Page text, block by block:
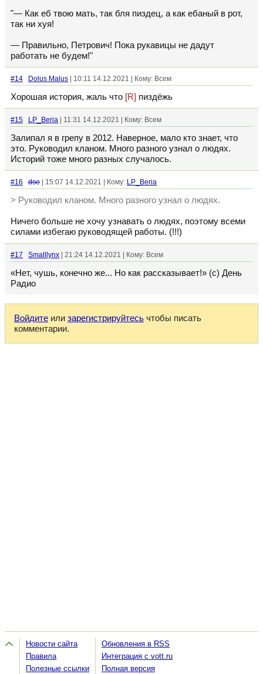
"— Как еб твою мать, так бля пиздец, а как ебаный в рот,
так ни хуя!
— Правильно, Петрович! Пока рукавицы не дадут
работать не будем!"
#14 Dolus Malus | 10:11 14.12.2021 | Кому: Всем
Хорошая история, жаль что [R] пиздёжь
#15 LP_Beria | 11:31 14.12.2021 | Кому: Всем
Залипал я в грепу в 2012. Наверное, мало кто знает, что
это. Руководил кланом. Много разного узнал о людях.
Историй тоже много разных случалось.
#16 dse | 15:07 14.12.2021 | Кому: LP_Beria
> Руководил кланом. Много разного узнал о людях.
Ничего больше не хочу узнавать о людях, поэтому всеми
силами избегаю руководящей работы. (!!!)
#17 Smalllynx | 21:24 14.12.2021 | Кому: Всем
«Нет, чушь, конечно же... Но как рассказывает!» (с) День
Радио
Войдите или зарегистрируйтесь чтобы писать
комментарии.
Новости сайта
Правила
Полезные ссылки
Обновления в RSS
Интеграция с vott.ru
Полная версия